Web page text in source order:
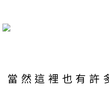
當然這裡也有許